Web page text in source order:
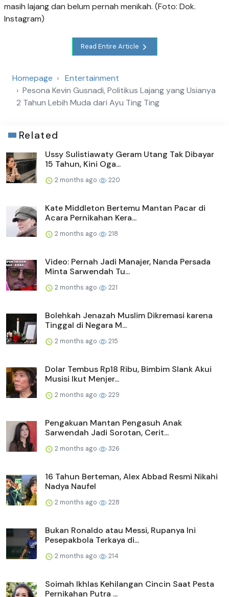
masih lajang dan belum pernah menikah. (Foto: Dok.
Instagram)
Read Entire Article
Homepage
Entertainment
Pesona Kevin Gusnadi, Politikus Lajang yang Usianya
2 Tahun Lebih Muda dari Ayu Ting Ting
Related
Ussy Sulistiawaty Geram Utang Tak Dibayar
15 Tahun, Kini Oga...
2 months ago 220
Kate Middleton Bertemu Mantan Pacar di
Acara Pernikahan Kera...
2 months ago 218
Video: Pernah Jadi Manajer, Nanda Persada
Minta Sarwendah Tu...
2 months ago 221
Bolehkah Jenazah Muslim Dikremasi karena
Tinggal di Negara M...
2 months ago 215
Dolar Tembus Rp18 Ribu, Bimbim Slank Akui
Musisi Ikut Menjer...
2 months ago 229
Pengakuan Mantan Pengasuh Anak
Sarwendah Jadi Sorotan, Cerit...
2 months ago 326
16 Tahun Berteman, Alex Abbad Resmi Nikahi
Nadya Naufel
2 months ago 228
Bukan Ronaldo atau Messi, Rupanya Ini
Pesepakbola Terkaya di...
2 months ago 214
Soimah Ikhlas Kehilangan Cincin Saat Pesta
Pernikahan Putra ...